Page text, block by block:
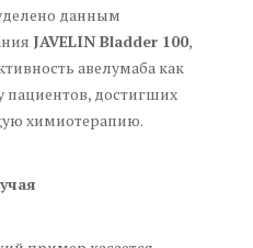
данным
JAVELIN Bladder 100,
авелумаба как
достигших
химиотерапию.